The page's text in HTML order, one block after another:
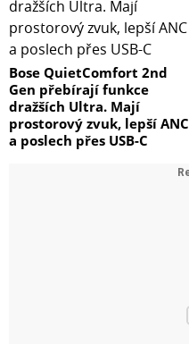
Bose QuietComfort 2nd
Gen přebírají funkce
dražších Ultra. Mají
prostorový zvuk, lepší ANC
a poslech přes USB-C